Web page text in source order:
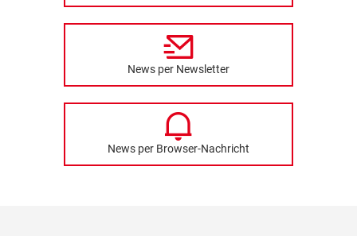
News per Newsletter
News per Browser-Nachricht